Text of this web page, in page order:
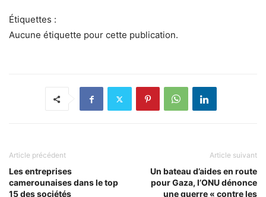
Étiquettes :
Aucune étiquette pour cette publication.
Article précédent
Les entreprises
camerounaises dans le top
15 des sociétés
Article suivant
Un bateau d’aides en route
pour Gaza, l’ONU dénonce
une guerre « contre les